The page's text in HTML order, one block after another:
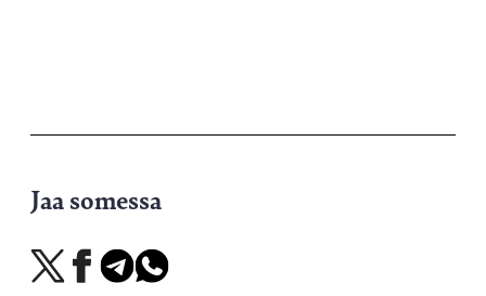
Jaa somessa
Jaa
X-
Jaa
Facebookissa
Jaa
Telegramissa
Jaa
WhatsAppissa